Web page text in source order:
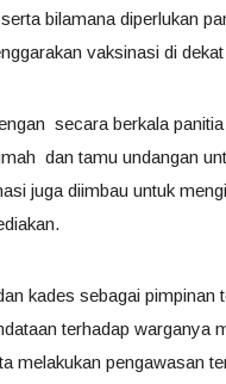
bilamana diperlukan
vaksinasi di
secara berkala
dan tamu undangan
juga diimbau untuk
kades sebagai
terhadap warganya
melakukan pengawasan